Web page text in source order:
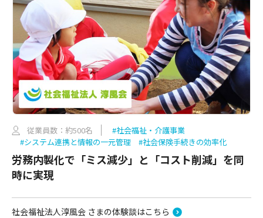
従業員数：約500名
#社会福祉・介護事業
#システム連携と情報の一元管理
#社会保険手続きの効率化
労務内製化で「ミス減少」と「コスト削減」を同
時に実現
社会福祉法人淳風会 さまの体験談はこちら